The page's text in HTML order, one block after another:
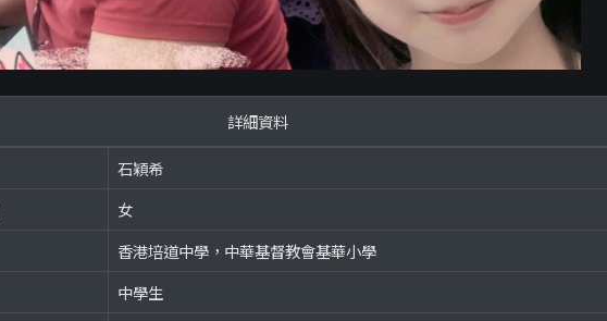
詳細資料
石穎希
女
香港培道中學，中華基督教會基華小學
中學生